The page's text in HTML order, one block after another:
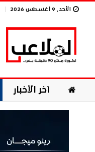
الأحد, 9 أغسطس 2026
آخر الأخبار